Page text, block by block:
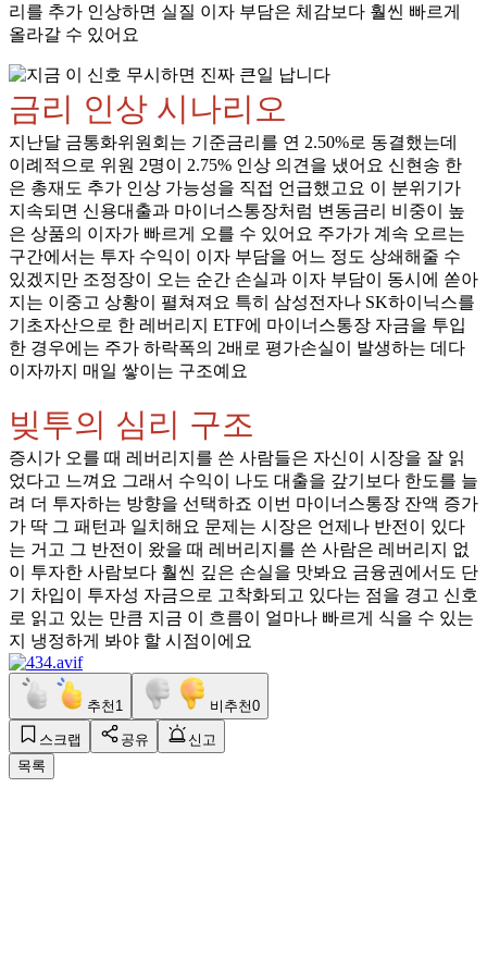
리를 추가 인상하면 실질 이자 부담은 체감보다 훨씬 빠르게
올라갈 수 있어요
금리 인상 시나리오
지난달 금통화위원회는 기준금리를 연 2.50%로 동결했는데
이례적으로 위원 2명이 2.75% 인상 의견을 냈어요 신현송 한
은 총재도 추가 인상 가능성을 직접 언급했고요 이 분위기가
지속되면 신용대출과 마이너스통장처럼 변동금리 비중이 높
은 상품의 이자가 빠르게 오를 수 있어요 주가가 계속 오르는
구간에서는 투자 수익이 이자 부담을 어느 정도 상쇄해줄 수
있겠지만 조정장이 오는 순간 손실과 이자 부담이 동시에 쏟아
지는 이중고 상황이 펼쳐져요 특히 삼성전자나 SK하이닉스를
기초자산으로 한 레버리지 ETF에 마이너스통장 자금을 투입
한 경우에는 주가 하락폭의 2배로 평가손실이 발생하는 데다
이자까지 매일 쌓이는 구조예요
빚투의 심리 구조
증시가 오를 때 레버리지를 쓴 사람들은 자신이 시장을 잘 읽
었다고 느껴요 그래서 수익이 나도 대출을 갚기보다 한도를 늘
려 더 투자하는 방향을 선택하죠 이번 마이너스통장 잔액 증가
가 딱 그 패턴과 일치해요 문제는 시장은 언제나 반전이 있다
는 거고 그 반전이 왔을 때 레버리지를 쓴 사람은 레버리지 없
이 투자한 사람보다 훨씬 깊은 손실을 맛봐요 금융권에서도 단
기 차입이 투자성 자금으로 고착화되고 있다는 점을 경고 신호
로 읽고 있는 만큼 지금 이 흐름이 얼마나 빠르게 식을 수 있는
지 냉정하게 봐야 할 시점이에요
추천 1 비추천0
스크랩 공유
신고
목록